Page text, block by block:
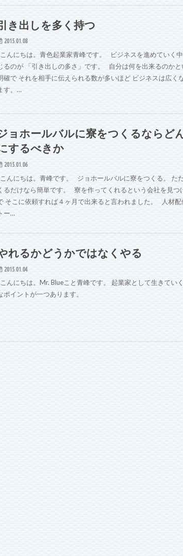
き出しを多く持つ
2015.01.08
こんにちは。青色起業家青峰です。 ビジネスを進めていく
るのが 「引き出しの多さ」です。 自分は何を出来るのか
確で それを相手に伝えられる数が多いほど ビジネスは広く
す。…
ョホールバルに寮をつくるならど
するべきか
2015.01.06
こんにちは。青峰です。 ジョホールバルに寮をつくる。 た
るだけなら簡単です。 寮を作ってくれるという会社を見つ
そこに依頼すれば４ヶ月で出来ると言われました。 人材配
ー…
れるかどうかではなくやる
2015.01.04
こんにちは。Mr. Blueこと青峰です。 起業家として生きてい
ポイントが一つあります。